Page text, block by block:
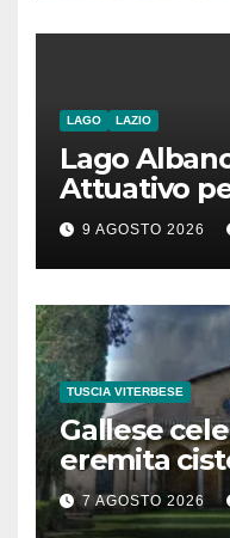
stesso
LAGO LAZIO
Lago
Attuativo
milioni di
9 AGOSTO 2026
TUSCIA VITERBESE
Gallese
eremita
secolo
7 AGOSTO 2026